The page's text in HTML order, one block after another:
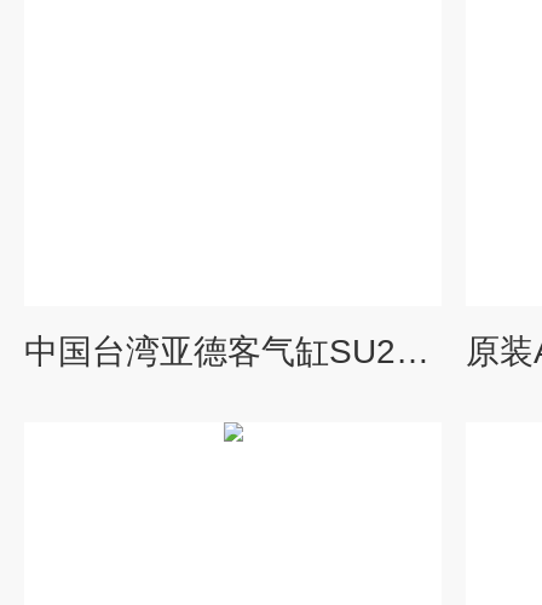
中国台湾亚德客气缸SU200*50-S*销售